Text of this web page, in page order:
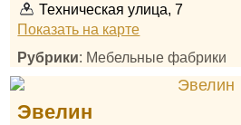
Техническая улица, 7
Показать на карте
Рубрики: Мебельные фабрики
Эвелин